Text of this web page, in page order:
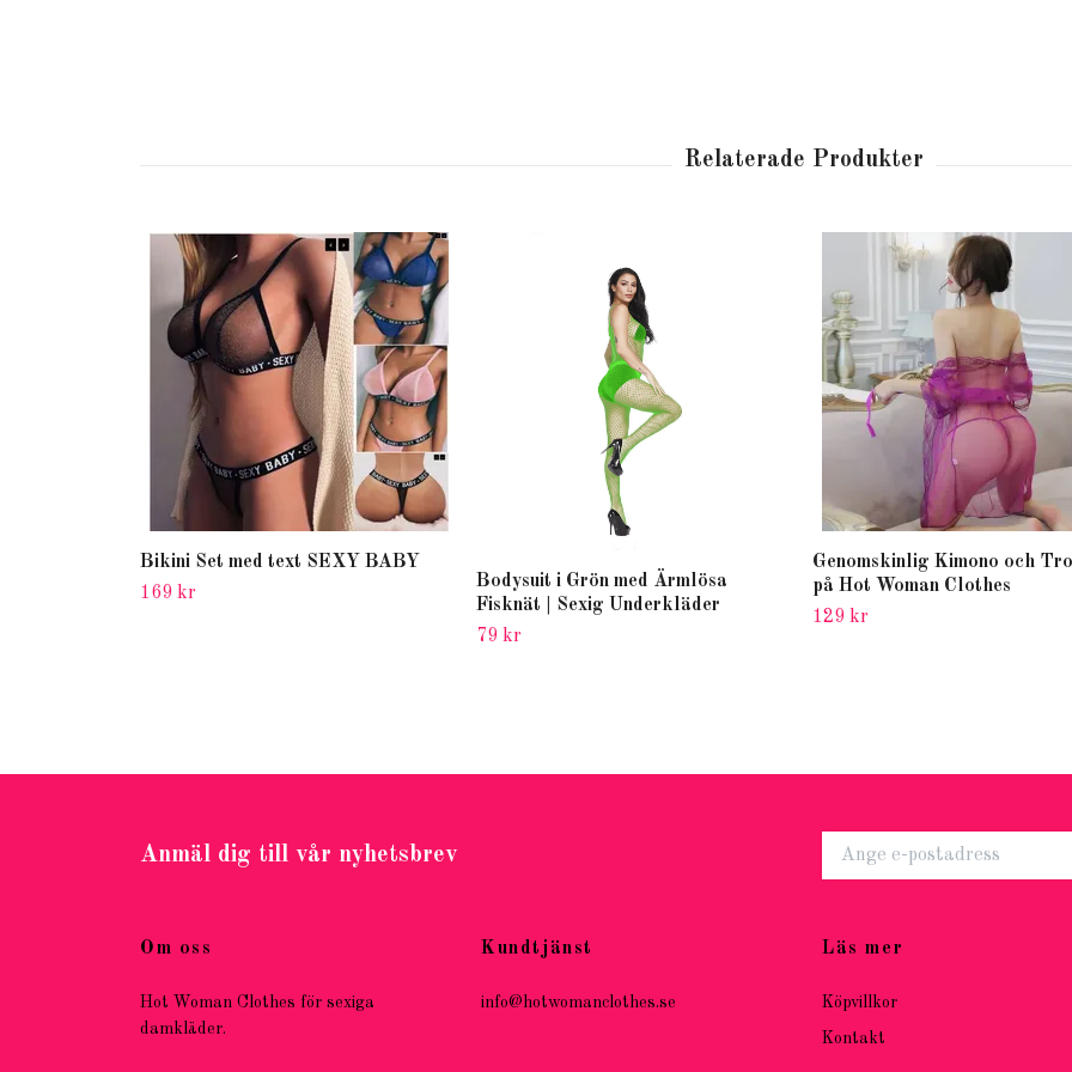
Bikini Set med text SEXY BABY
169 kr
Bodysuit i Grön med Ärmlösa
Fisknät | Sexig Underkläder
79 kr
Genomskinlig Kimono och
på Hot Woman Clothes
129 kr
Anmäl dig till vår nyhetsbrev
Om oss
Hot Woman Clothes för sexiga
damkläder.
Kundtjänst
info@hotwomanclothes.se
Läs mer
Köpvillkor
Kontakt